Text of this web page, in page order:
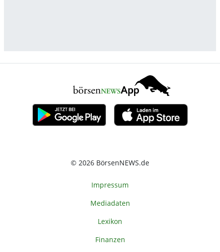
© 2026 BörsenNEWS.de
Impressum
Mediadaten
Lexikon
Finanzen